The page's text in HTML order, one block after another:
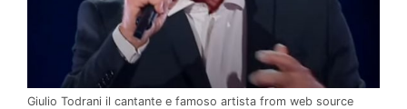
Giulio Todrani il cantante e famoso artista from web source